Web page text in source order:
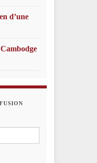
d’une